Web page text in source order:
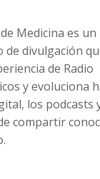
Medicina es un
de divulgación
de Radio
y evoluciona
los podcasts
compartir